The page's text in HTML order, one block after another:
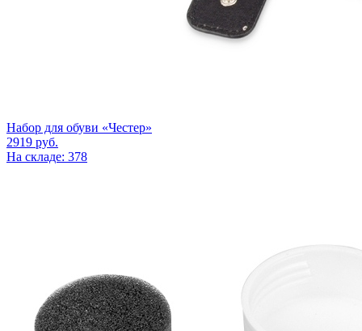
Набор для обуви «Честер»
2919 руб.
На складе: 378